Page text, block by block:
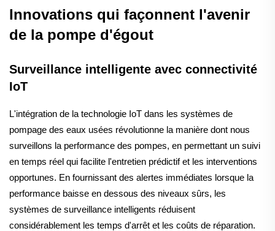
Innovations qui façonnent l'avenir
de la pompe d'égout
Surveillance intelligente avec connectivité
IoT
L'intégration de la technologie IoT dans les systèmes de
pompage des eaux usées révolutionne la manière dont nous
surveillons la performance des pompes, en permettant un suivi
en temps réel qui facilite l'entretien prédictif et les interventions
opportunes. En fournissant des alertes immédiates lorsque la
performance baisse en dessous des niveaux sûrs, les
systèmes de surveillance intelligents réduisent
considérablement les temps d'arrêt et les coûts de réparation.